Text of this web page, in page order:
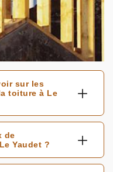
sur les
toiture à Le
de
Yaudet ?